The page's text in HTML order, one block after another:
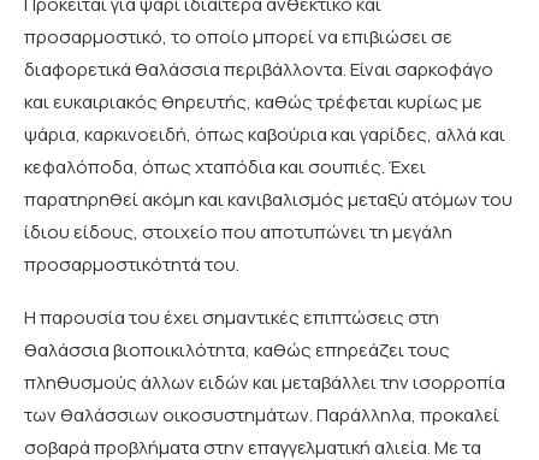
προσαρμοστικό, το οποίο μπορεί να επιβιώσει σε
διαφορετικά θαλάσσια περιβάλλοντα. Είναι σαρκοφάγο
και ευκαιριακός θηρευτής, καθώς τρέφεται κυρίως με
ψάρια, καρκινοειδή, όπως καβούρια και γαρίδες, αλλά και
κεφαλόποδα, όπως χταπόδια και σουπιές. Έχει
παρατηρηθεί ακόμη και κανιβαλισμός μεταξύ ατόμων του
ίδιου είδους, στοιχείο που αποτυπώνει τη μεγάλη
προσαρμοστικότητά του.
Η παρουσία του έχει σημαντικές επιπτώσεις στη
θαλάσσια βιοποικιλότητα, καθώς επηρεάζει τους
πληθυσμούς άλλων ειδών και μεταβάλλει την ισορροπία
των θαλάσσιων οικοσυστημάτων. Παράλληλα, προκαλεί
σοβαρά προβλήματα στην επαγγελματική αλιεία. Με τα